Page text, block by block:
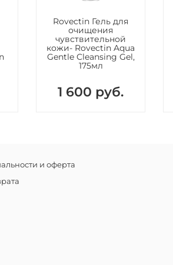
Rovectin Гель для
очищения
чувствительной
кожи- Rovectin Aqua
Gentle Cleansing Gel,
175мл
1 600 руб.
и оферта